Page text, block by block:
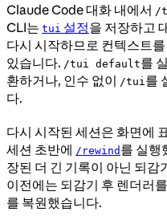
Claude Code 대화 내에서 /
CLI는 tui 설정을 저장하고
다시 시작하므로 컨텍스트
있습니다. /tui default를
환하거나, 인수 없이 /tui 를
다.
다시 시작된 세션은 화면에
세션 초반에 /rewind 를 실행
장된 더 긴 기록이 아닌 되
이전에는 되감기 후 렌더러
를 복원했습니다.